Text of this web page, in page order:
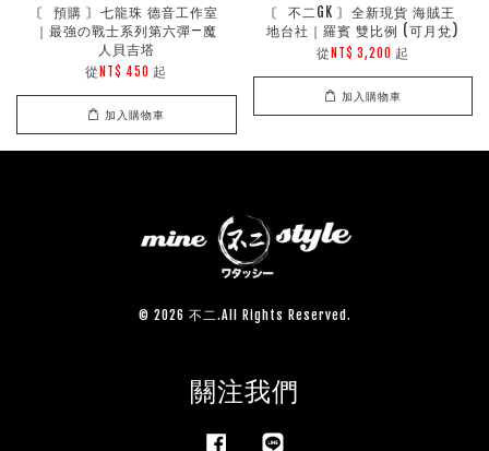
〘 預購 〙七龍珠 德音工作室
｜最強の戰士系列第六彈—魔
人貝吉塔
從 NT$ 450 起
加入購物車
〘 不二GK 〙全新現貨 海賊王
地台社｜羅賓 雙比例 (可月兌)
從 NT$ 3,200 起
加入購物車
© 2026 不二.All Rights Reserved.
關注我們
Facebook